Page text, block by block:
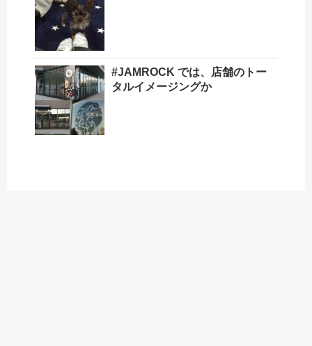
#JAMROCK では、店舗のトー
タルイメージングか